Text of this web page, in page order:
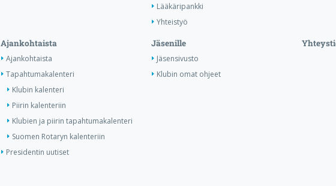
Lääkäripankki
Yhteistyö
Ajankohtaista
Ajankohtaista
Tapahtumakalenteri
Klubin kalenteri
Piirin kalenteriin
Klubien ja piirin tapahtumakalenteri
Suomen Rotaryn kalenteriin
Presidentin uutiset
Jäsenille
Jäsensivusto
Klubin omat ohjeet